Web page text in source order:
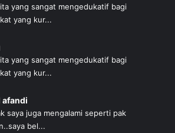
yang sangat mengedukatif bagi
yang kur...
yang sangat mengedukatif bagi
yang kur...
saya juga mengalami seperti pak
bel...